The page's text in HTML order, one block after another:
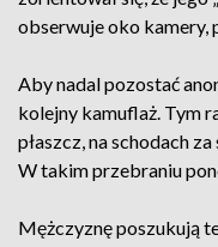
obserwuje oko kamery,
Aby nadal pozostać
kolejny kamuflaż. Tym
płaszcz, na schodach za
W takim przebraniu
Mężczyznę poszukują